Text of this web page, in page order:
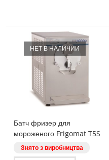
НЕТ В НАЛИЧИИ
Батч фризер для
мороженого Frigomat T5S
Знято з виробництва